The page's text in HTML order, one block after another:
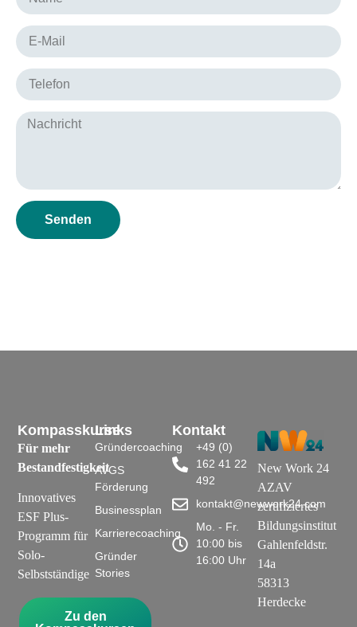
Senden
New Work 24
AZAV
zertifiziertes
Bildungsinstitut
Gahlenfeldstr.
14a
58313
Herdecke
Kontakt
+49 (0)
162 41 22
492
kontakt@newwork24.com
Mo. - Fr.
10:00 bis
16:00 Uhr
Links
Gründercoaching
AVGS
Förderung
Businessplan
Karrierecoaching
Gründer
Stories
Kompasskurse
Für mehr
Bestandfestigkeit
Innovatives
ESF Plus-
Programm für
Solo-
Selbstständige
Zu den